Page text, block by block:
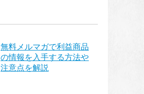
無料メルマガで利益商品
の情報を入手する方法や
注意点を解説